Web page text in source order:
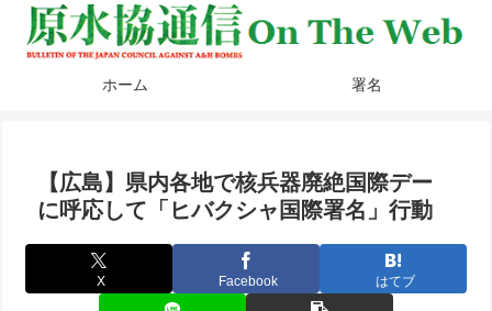
ホーム 署名
【広島】県内各地で核兵器廃絶国際デー
に呼応して「ヒバクシャ国際署名」行動
X Facebook はてブ